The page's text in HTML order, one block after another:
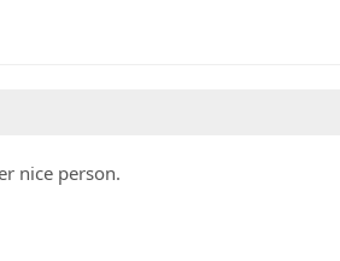
nice person.